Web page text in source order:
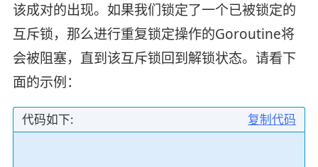
该成对的出现。如果我们锁定了一个已被锁定的
互斥锁，那么进行重复锁定操作的Goroutine将
会被阻塞，直到该互斥锁回到解锁状态。请看下
面的示例：
复制代码
代码如下: